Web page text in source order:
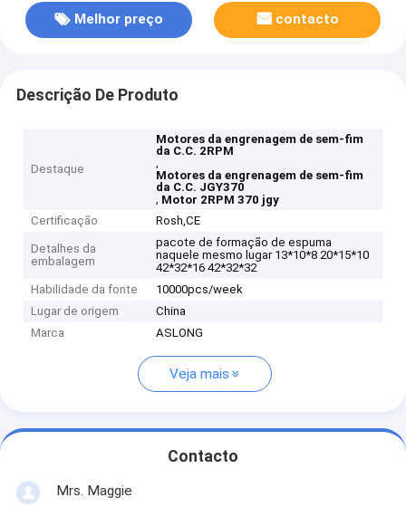
Melhor preço contacto
Descrição De Produto
Destaque
Motores da engrenagem de sem-fim
da C.C. 2RPM
,
Motores da engrenagem de sem-fim
da C.C. JGY370
, Motor 2RPM 370 jgy
Certificação
Rosh,CE
Detalhes da
embalagem
pacote de formação de espuma
naquele mesmo lugar 13*10*8 20*15*10
42*32*16 42*32*32
Habilidade da fonte
10000pcs/week
Lugar de origem
China
Marca
ASLONG
Veja mais
Contacto
Mrs. Maggie